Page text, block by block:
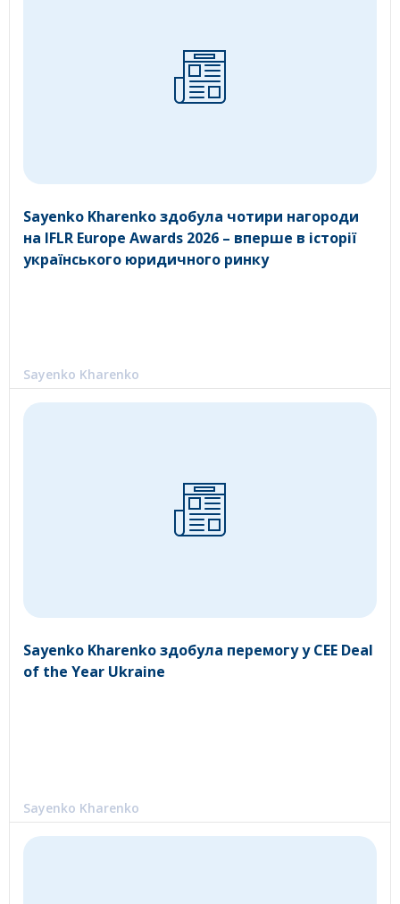
Sayenko Kharenko здобула чотири нагороди
на IFLR Europe Awards 2026 – вперше в історії
українського юридичного ринку
Sayenko Kharenko
Sayenko Kharenko здобула перемогу у CEE Deal
of the Year Ukraine
Sayenko Kharenko